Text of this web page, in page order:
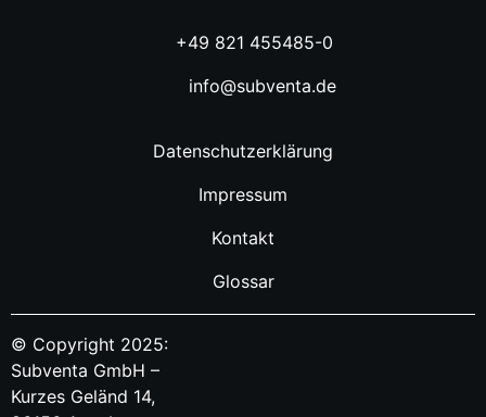
+49 821 455485-0
info@subventa.de
Datenschutzerklärung
Impressum
Kontakt
Glossar
© Copyright 2025:
Subventa GmbH –
Kurzes Geländ 14,